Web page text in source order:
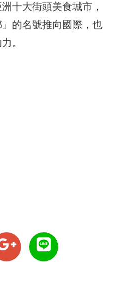
十大街頭美食城市，
的名號推向國際，也
。